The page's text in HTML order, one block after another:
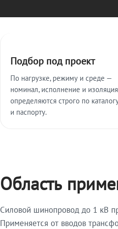
Подбор под проект
По нагрузке, режиму и среде —
номинал, исполнение и изоляция
определяются строго по
и паспорту.
Область
Силовой шинопровод до 1 кВ
Применяется от вводов